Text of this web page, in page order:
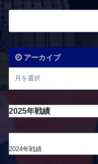
アーカイブ
2025年戦績
2024年戦績